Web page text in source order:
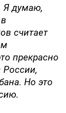
Я думаю,
считает
прекрасно
России,
Но это